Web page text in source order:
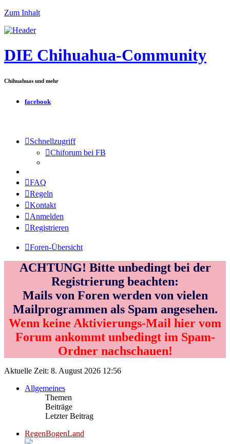
Zum Inhalt
DIE Chihuahua-Community
Chihuahuas und mehr
facebook
Schnellzugriff
Chiforum bei FB
FAQ
Regeln
Kontakt
Anmelden
Registrieren
Foren-Übersicht
ACHTUNG! Bitte unbedingt bei der
Registrierung beachten:
Mails von Foren werden von vielen
Mailprogrammen als Spam angesehen.
Wenn keine Aktivierungs-Mail hier vom
Forum ankommt unbedingt im Spam-
Ordner nachschauen!
Aktuelle Zeit: 8. August 2026 12:56
Allgemeines
Themen
Beiträge
Letzter Beitrag
RegenBogenLand